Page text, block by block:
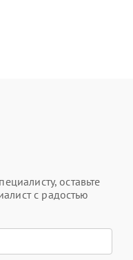
оставьте
с радостью